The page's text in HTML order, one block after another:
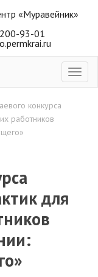
«Муравейник»
93-01
конкурса
работников
для